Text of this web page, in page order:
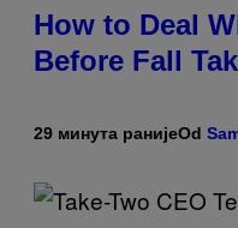
How to Deal
Before Fall
29 минута ранијеOd